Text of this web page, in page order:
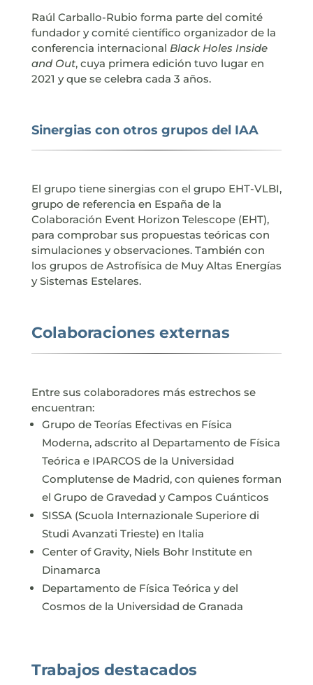
Raúl Carballo-Rubio forma parte del comité
fundador y comité científico organizador de la
conferencia internacional Black Holes Inside
and Out, cuya primera edición tuvo lugar en
2021 y que se celebra cada 3 años.
Sinergias con otros grupos del IAA
El grupo tiene sinergias con el grupo EHT-VLBI,
grupo de referencia en España de la
Colaboración Event Horizon Telescope (EHT),
para comprobar sus propuestas teóricas con
simulaciones y observaciones. También con
los grupos de Astrofísica de Muy Altas Energías
y Sistemas Estelares.
Colaboraciones externas
Entre sus colaboradores más estrechos se
encuentran:
Grupo de Teorías Efectivas en Física
Moderna, adscrito al Departamento de Física
Teórica e IPARCOS de la Universidad
Complutense de Madrid, con quienes forman
el Grupo de Gravedad y Campos Cuánticos
SISSA (Scuola Internazionale Superiore di
Studi Avanzati Trieste) en Italia
Center of Gravity, Niels Bohr Institute en
Dinamarca
Departamento de Física Teórica y del
Cosmos de la Universidad de Granada
Trabajos destacados